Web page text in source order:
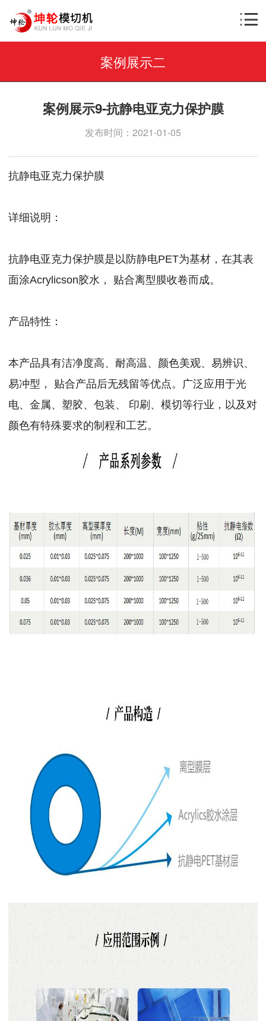
案例展示二
案例展示9-抗静电亚克力保护膜
发布时间：2021-01-05
抗静电亚克力保护膜
详细说明：
抗静电亚克力保护膜是以防静电PET为基材，在其表
面涂Acrylicson胶水， 贴合离型膜收卷而成。
产品特性：
本产品具有洁净度高、耐高温、颜色美观、易辨识、
易冲型， 贴合产品后无残留等优点。广泛应用于光
电、金属、塑胶、包装、 印刷、模切等行业，以及对
颜色有特殊要求的制程和工艺。